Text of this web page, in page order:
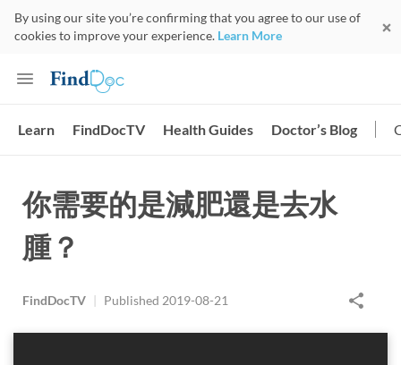
By using our site you’re confirming that you agree to our use of
cookies to improve your experience. Learn More
Learn FindDocTV Health Guides Doctor’s Blog
你需要的是減肥還是去水
腫？
FindDocTV | Published 2019-08-21